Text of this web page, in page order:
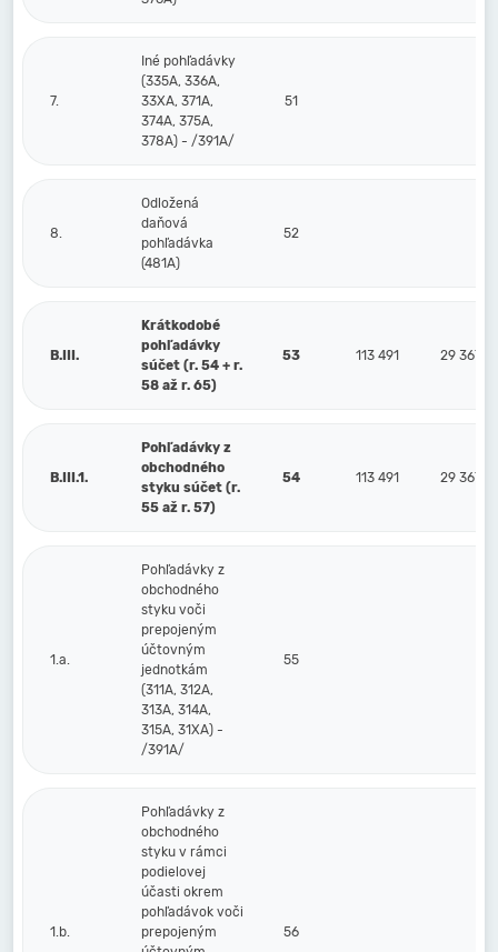
7.
Iné pohľadávky
(335A, 336A,
33XA, 371A,
374A, 375A,
378A) - /391A/
51
8.
Odložená
daňová
pohľadávka
(481A)
52
B.III.
Krátkodobé
pohľadávky
súčet (r. 54 + r.
58 až r. 65)
53 113 491 29 367
B.III.1.
Pohľadávky z
obchodného
styku súčet (r.
55 až r. 57)
54 113 491 29 367
1.a.
Pohľadávky z
obchodného
styku voči
prepojeným
účtovným
jednotkám
(311A, 312A,
313A, 314A,
315A, 31XA) -
/391A/
55
1.b.
Pohľadávky z
obchodného
styku v rámci
podielovej
účasti okrem
pohľadávok voči
prepojeným
56